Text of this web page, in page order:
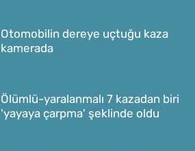
Otomobilin dereye uçtuğu kaza
kamerada
Ölümlü-yaralanmalı 7 kazadan biri
'yayaya çarpma' şeklinde oldu